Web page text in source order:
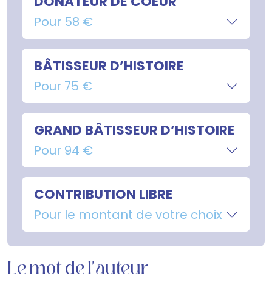
Pour 58 €
BÂTISSEUR D’HISTOIRE
Pour 75 €
GRAND BÂTISSEUR D’HISTOIRE
Pour 94 €
CONTRIBUTION LIBRE
Pour le montant de votre choix
Le mot de l'auteur